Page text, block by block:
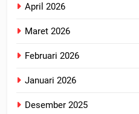
April 2026
Maret 2026
Februari 2026
Januari 2026
Desember 2025